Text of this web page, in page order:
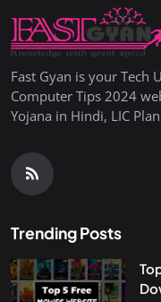
Fast Gyan is your Tech
Computer Tips 2024
Yojana in Hindi, LIC
Trending Posts